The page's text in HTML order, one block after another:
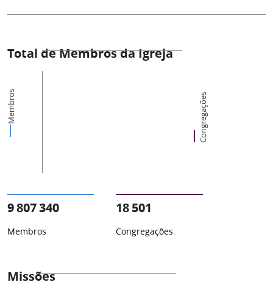
Total de Membros da Igreja
Membros Congregações
9 807 340
Membros
18 501
Congregações
Missões